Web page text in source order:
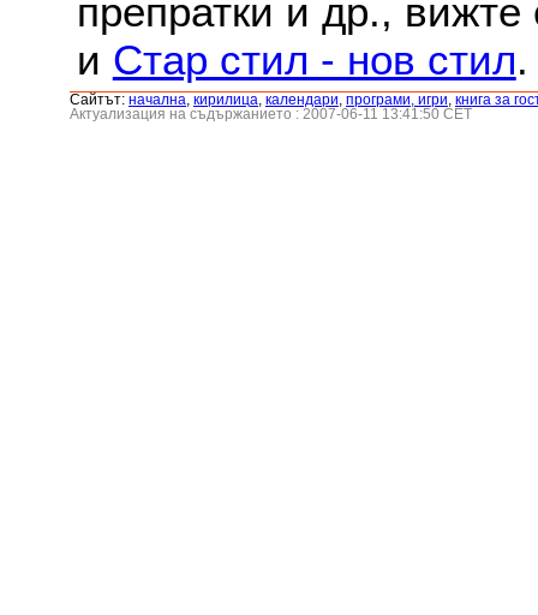
препратки и др.,
и Стар стил - нов стил.
Сайтът: началнa кирилица календари програми, игри книга за
Актуализация на съдържанието : 2007-06-11 13:41:50 CET